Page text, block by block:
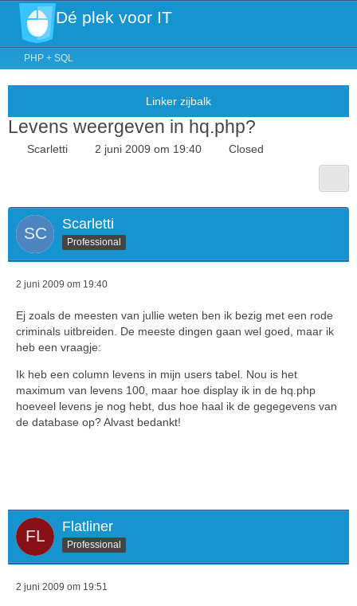
Dé plek voor IT
PHP + SQL
Levens weergeven in hq.php?
Scarletti 2 juni 2009 om 19:40 Closed
Scarletti
Professional
2 juni 2009 om 19:40
Ej zoals de meesten van jullie weten ben ik bezig met een rode
criminals uitbreiden. De meeste dingen gaan wel goed, maar ik
heb een vraagje:
Ik heb een column levens in mijn users tabel. Nou is het
maximum van levens 100, maar hoe display ik in de hq.php
hoeveel levens je nog hebt, dus hoe haal ik de gegegevens van
de database op? Alvast bedankt!
Flatliner
Professional
2 juni 2009 om 19:51